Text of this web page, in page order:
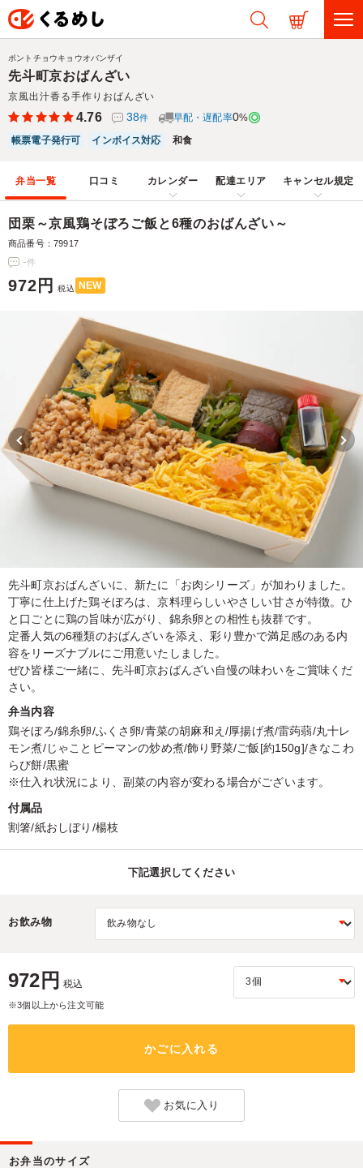
先斗町京おばんざい
京風出汁香る手作りおばんざい
ポントチョウキョウオバンザイ
4.76 38件 早配・遅配率0%
帳票電子発行可
インボイス対応 和食
弁当一覧 口コミ カレンダー 配達エリア キャンセル規定
団栗～京風鶏そぼろご飯と6種のおばんざい～
商品番号：79917
-件
972円 税込 NEW
先斗町京おばんざいに、新たに「お肉シリーズ」が加わりました。
丁寧に仕上げた鶏そぼろは、京料理らしいやさしい甘さが特徴。ひ
と口ごとに鶏の旨味が広がり、錦糸卵との相性も抜群です。
定番人気の6種類のおばんざいを添え、彩り豊かで満足感のある内
容をリーズナブルにご用意いたしました。
ぜひ皆様ご一緒に、先斗町京おばんざい自慢の味わいをご賞味くだ
さい。
弁当内容
鶏そぼろ/錦糸卵/ふくさ卵/青菜の胡麻和え/厚揚げ煮/雷蒟蒻/丸十レ
モン煮/じゃことピーマンの炒め煮/飾り野菜/ご飯[約150g]/きなこわ
らび餅/黒蜜
※仕入れ状況により、副菜の内容が変わる場合がございます。
付属品
割箸/紙おしぼり/楊枝
下記選択してください
お飲み物
972円 税込
※3個以上から注文可能
かごに入れる
お気に入り
お弁当のサイズ